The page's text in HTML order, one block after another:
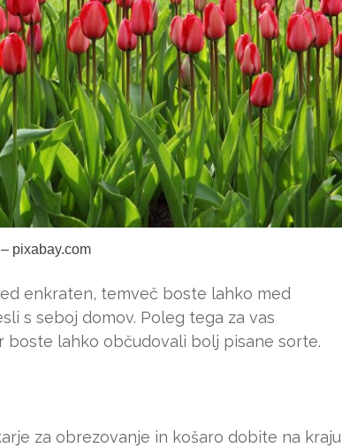
pixabay.com
enkraten, temveč boste lahko med
s seboj domov. Poleg tega za vas
lahko občudovali bolj pisane sorte.
za obrezovanje in košaro dobite na kraju